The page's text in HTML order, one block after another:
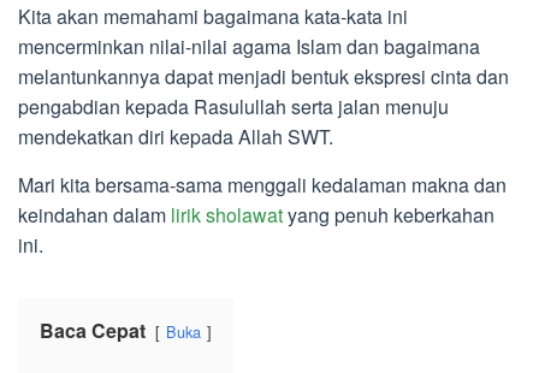
Kita akan memahami bagaimana kata-kata ini
mencerminkan nilai-nilai agama Islam dan bagaimana
melantunkannya dapat menjadi bentuk ekspresi cinta dan
pengabdian kepada Rasulullah serta jalan menuju
mendekatkan diri kepada Allah SWT.
Mari kita bersama-sama menggali kedalaman makna dan
keindahan dalam lirik sholawatyang penuh keberkahan
ini.
Baca Cepat Buka